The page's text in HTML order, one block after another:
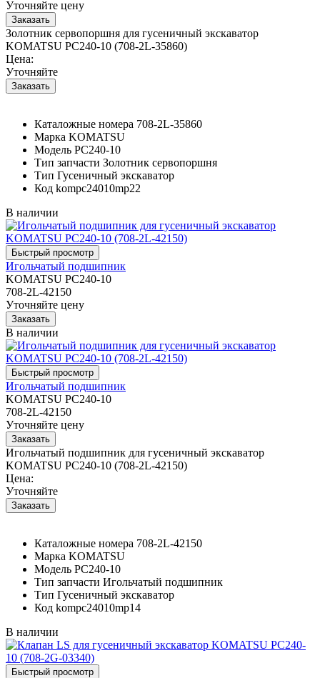
Уточняйте цену
Золотник сервопоршня для гусеничный экскаватор
KOMATSU PC240-10 (708-2L-35860)
Цена:
Уточняйте
Каталожные номера 708-2L-35860
Марка KOMATSU
Модель PC240-10
Тип запчасти Золотник сервопоршня
Тип Гусеничный экскаватор
Код kompc24010mp22
В наличии
Игольчатый подшипник
KOMATSU PC240-10
708-2L-42150
Уточняйте цену
В наличии
Игольчатый подшипник
KOMATSU PC240-10
708-2L-42150
Уточняйте цену
Игольчатый подшипник для гусеничный экскаватор
KOMATSU PC240-10 (708-2L-42150)
Цена:
Уточняйте
Каталожные номера 708-2L-42150
Марка KOMATSU
Модель PC240-10
Тип запчасти Игольчатый подшипник
Тип Гусеничный экскаватор
Код kompc24010mp14
В наличии